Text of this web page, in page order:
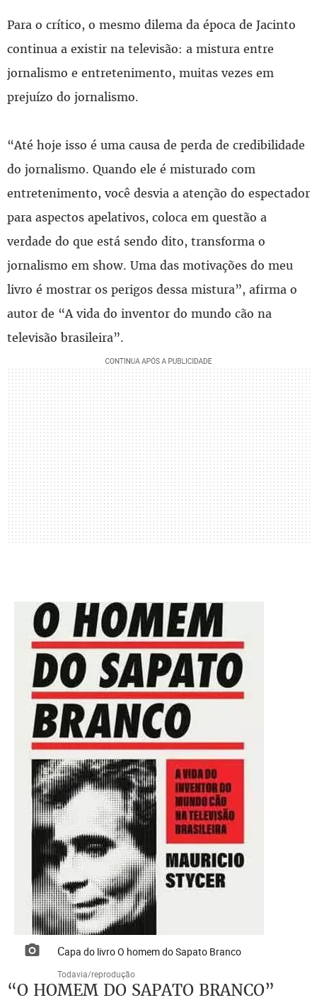
Para o crítico, o mesmo dilema da época de Jacinto
continua a existir na televisão: a mistura entre
jornalismo e entretenimento, muitas vezes em
prejuízo do jornalismo.
“Até hoje isso é uma causa de perda de credibilidade
do jornalismo. Quando ele é misturado com
entretenimento, você desvia a atenção do espectador
para aspectos apelativos, coloca em questão a
verdade do que está sendo dito, transforma o
jornalismo em show. Uma das motivações do meu
livro é mostrar os perigos dessa mistura”, afirma o
autor de “A vida do inventor do mundo cão na
televisão brasileira”.
Capa do livro O homem do Sapato Branco
Todavia/reprodução
“O HOMEM DO SAPATO BRANCO”